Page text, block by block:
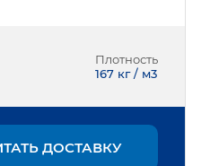
Плотность
167 кг / м3
ДОСТАВКУ